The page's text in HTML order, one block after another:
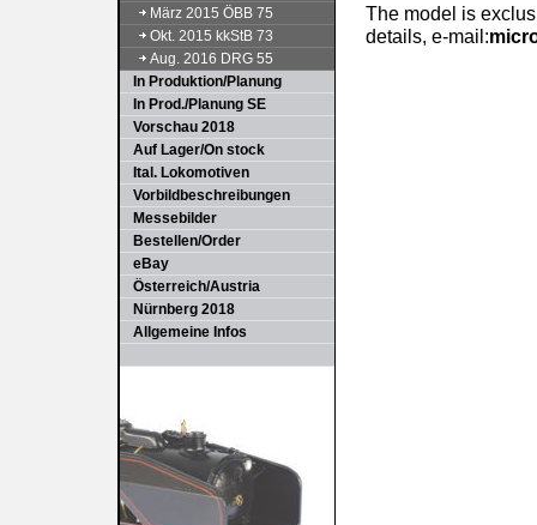
März 2015 ÖBB 75
Okt. 2015 kkStB 73
Aug. 2016 DRG 55
In Produktion/Planung
In Prod./Planung SE
Vorschau 2018
Auf Lager/On stock
Ital. Lokomotiven
Vorbildbeschreibungen
Messebilder
Bestellen/Order
eBay
Österreich/Austria
Nürnberg 2018
Allgemeine Infos
The model is
details, e-mail: